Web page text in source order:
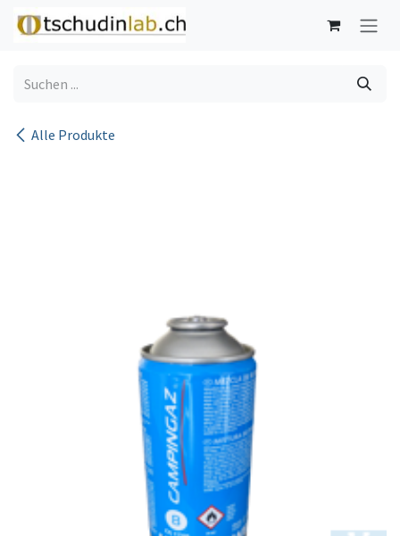
Zum Inhalt springen
Alle Produkte